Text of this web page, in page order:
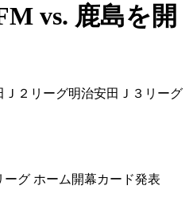
vs. 鹿島を開
Ｊ２リーグ明治安田Ｊ３リーグ
グ ホーム開幕カード発表